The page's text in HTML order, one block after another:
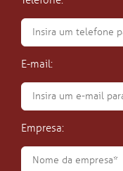
E-mail:
Empresa: